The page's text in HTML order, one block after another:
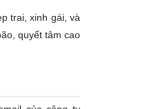
trai, xinh gái, và
quyết tâm cao